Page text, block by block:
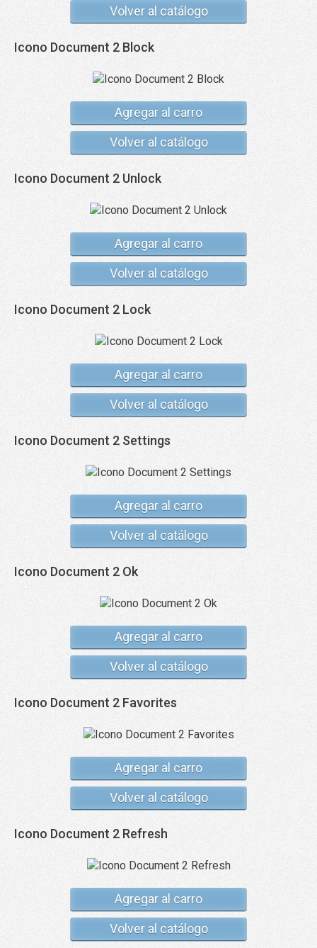
Volver al catálogo
Icono Document 2 Block
Agregar al carro
Volver al catálogo
Icono Document 2 Unlock
Agregar al carro
Volver al catálogo
Icono Document 2 Lock
Agregar al carro
Volver al catálogo
Icono Document 2 Settings
Agregar al carro
Volver al catálogo
Icono Document 2 Ok
Agregar al carro
Volver al catálogo
Icono Document 2 Favorites
Agregar al carro
Volver al catálogo
Icono Document 2 Refresh
Agregar al carro
Volver al catálogo